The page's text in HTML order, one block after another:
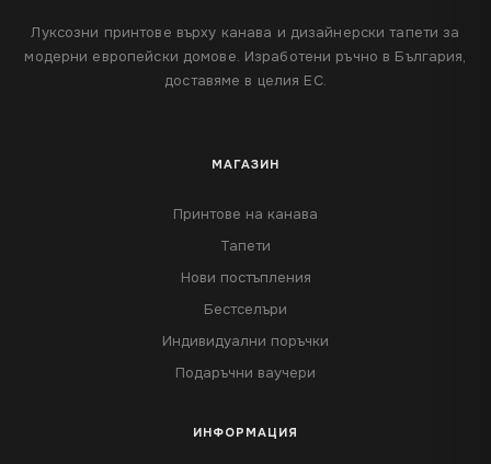
Луксозни принтове върху канава и дизайнерски тапети за
модерни европейски домове. Изработени ръчно в България,
доставяме в целия ЕС.
МАГАЗИН
Принтове на канава
Тапети
Нови постъпления
Бестселъри
Индивидуални поръчки
Подаръчни ваучери
ИНФОРМАЦИЯ